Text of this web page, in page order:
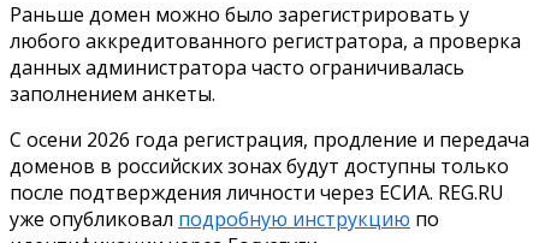
Раньше домен можно было зарегистрировать у
любого аккредитованного регистратора, а проверка
данных администратора часто ограничивалась
заполнением анкеты.
С осени 2026 года регистрация, продление и передача
доменов в российских зонах будут доступны только
после подтверждения личности через ЕСИА. REG.RU
уже опубликовал подробную инструкцию по